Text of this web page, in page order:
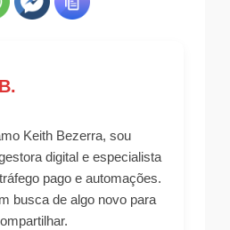
Keith Bezerra, sou
digital e especialista
pago e automações.
busca de algo novo para